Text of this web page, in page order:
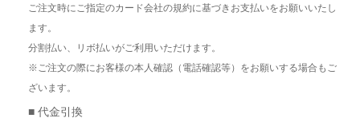
ご注文時にご指定のカード会社の規約に基づきお支払いをお願いいたし
ます。
分割払い、リボ払いがご利用いただけます。
※ご注文の際にお客様の本人確認（電話確認等）をお願いする場合もご
ざいます。
■ 代金引換